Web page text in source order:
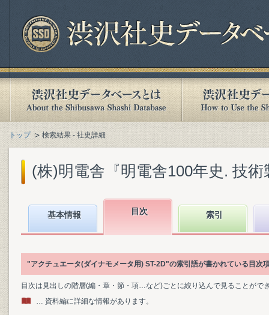
トップ 検索結果 - 社史詳細
(株)明電舎『明電舎100年史. 技
基本情報 目次 索引
"アクチュエータ(ダイナモメータ用) ST-2D"の索引語が書かれている目次
目次は見出しの階層(編・章・節・項…など)ごとに絞り込んで見ることがで
… 資料編に詳細な情報があります。